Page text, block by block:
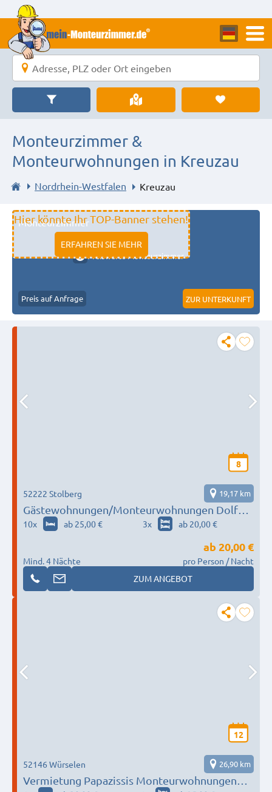
Monteurzimmer &
Monteurwohnungen in Kreuzau
Nordrhein-Westfalen Kreuzau
Hier könnte Ihr TOP-Banner stehen!
ERFAHREN SIE MEHR
Monteurzimmer
11333 fulda
Preiswerte Monteurzimmer
Preis auf Anfrage ZUR UNTERKUNFT
8
Gästewohnungen/Monteurwohnungen Dolfen
/ Aachen-Stolberg - petra.dolfen@gmx.de
52222 Stolberg 19,17 km
10x ab 25,00 € 3x ab 20,00 €
Mind. 4 Nächte
ab 20,00 €
pro Person / Nacht
ZUM ANGEBOT
12
Vermietung Papazissis Monteurwohnungen
52146 Würselen 26,90 km